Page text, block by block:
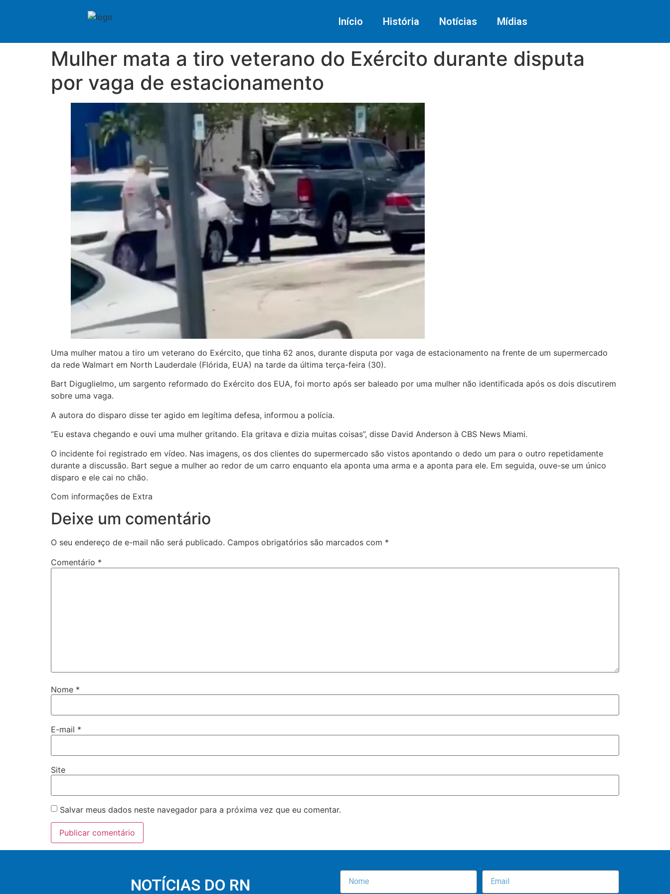
Início História Notícias Mídias
Mulher mata a tiro veterano do Exército durante disputa
por vaga de estacionamento
Uma mulher matou a tiro um veterano do Exército, que tinha 62 anos, durante disputa por vaga de estacionamento na frente de um supermercado
da rede Walmart em North Lauderdale (Flórida, EUA) na tarde da última terça-feira (30).
Bart Diguglielmo, um sargento reformado do Exército dos EUA, foi morto após ser baleado por uma mulher não identificada após os dois discutirem
sobre uma vaga.
A autora do disparo disse ter agido em legítima defesa, informou a polícia.
“Eu estava chegando e ouvi uma mulher gritando. Ela gritava e dizia muitas coisas”, disse David Anderson à CBS News Miami.
O incidente foi registrado em vídeo. Nas imagens, os dos clientes do supermercado são vistos apontando o dedo um para o outro repetidamente
durante a discussão. Bart segue a mulher ao redor de um carro enquanto ela aponta uma arma e a aponta para ele. Em seguida, ouve-se um único
disparo e ele cai no chão.
Com informações de Extra
Deixe um comentário
O seu endereço de e-mail não será publicado. Campos obrigatórios são marcados com *
Comentário *
Nome *
E-mail *
Site
Salvar meus dados neste navegador para a próxima vez que eu comentar.
NOTÍCIAS DO RN